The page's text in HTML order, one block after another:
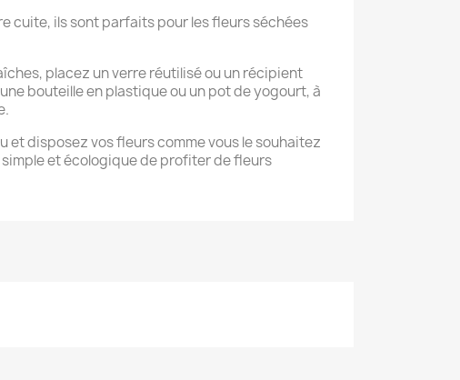
cuite, ils sont parfaits pour les fleurs séchées
placez un verre réutilisé ou un récipient
bouteille en plastique ou un pot de yogourt, à
et disposez vos fleurs comme vous le souhaitez
simple et écologique de profiter de fleurs